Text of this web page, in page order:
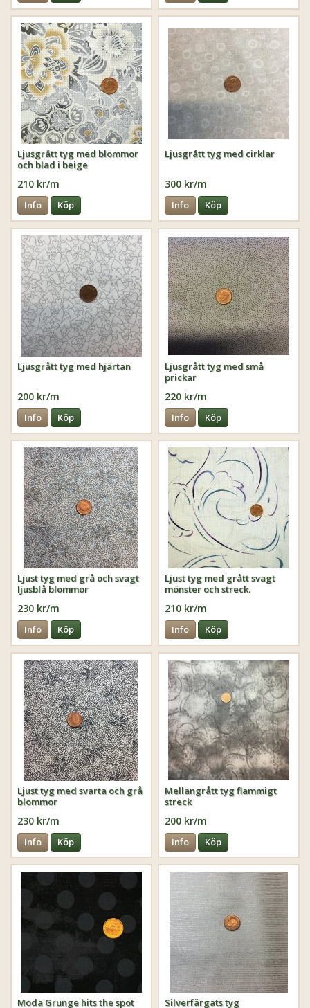
Ljusgrått tyg med blommor
och blad i beige
210 kr/m
Info Köp
Ljusgrått tyg med cirklar
300 kr/m
Info Köp
Ljusgrått tyg med hjärtan
200 kr/m
Info Köp
Ljusgrått tyg med små
prickar
220 kr/m
Info Köp
Ljust tyg med grå och svagt
ljusblå blommor
230 kr/m
Info Köp
Ljust tyg med grått svagt
mönster och streck.
210 kr/m
Info Köp
Ljust tyg med svarta och grå
blommor
230 kr/m
Info Köp
Mellangrått tyg flammigt
streck
200 kr/m
Info Köp
Moda Grunge hits the spot
Silverfärgats tyg